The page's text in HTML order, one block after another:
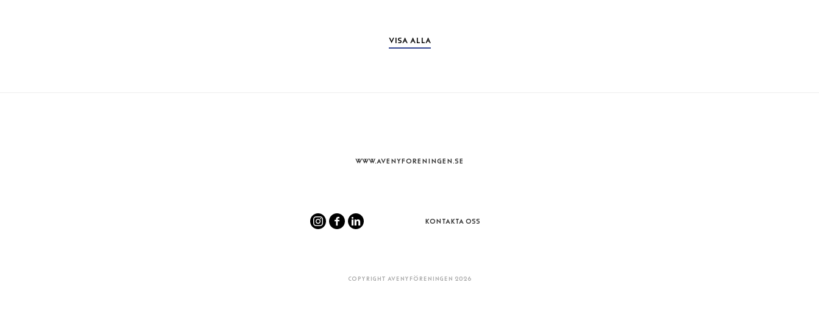
VISA ALLA
WWW.AVENYFORENINGEN.SE
KONTAKTA OSS
COPYRIGHT AVENYFÖRENINGEN 2026